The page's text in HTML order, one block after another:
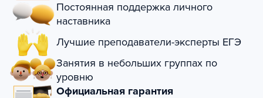
Постоянная поддержка личного
наставника
Лучшие преподаватели-эксперты ЕГЭ
Занятия в небольших группах по
уровню
Официальная гарантия